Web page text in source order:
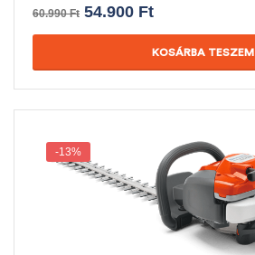
60.990Ft 54.900 Ft
KOSÁRBA TESZEM
-13%